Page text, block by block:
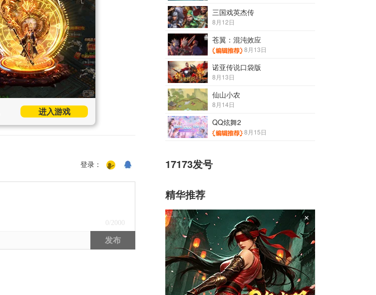
进入游戏
登录：
0 /2000
发布
三国戏英杰传
8月12日
苍翼：混沌效应
8月13日
诺亚传说口袋版
8月13日
仙山小农
8月14日
QQ炫舞2
8月15日
17173发号
精华推荐
×